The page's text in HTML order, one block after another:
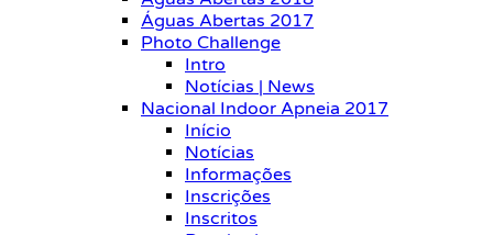
Águas Abertas 2017
Photo Challenge
Intro
Notícias | News
Nacional Indoor Apneia 2017
Início
Notícias
Informações
Inscrições
Inscritos